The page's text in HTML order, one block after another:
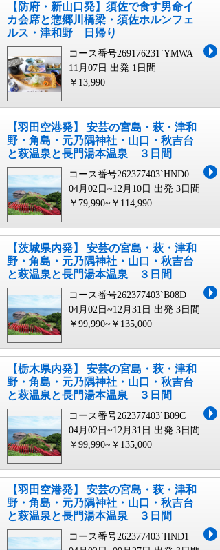
【防府・新山口発】須佐で食す男命イ
カ会席と惣郷川橋梁・須佐ホルンフェ
ルス・津和野 日帰り
コース番号269176231`YMWA
11月07日 出発 1日間
￥13,990
【羽田空港発】 安芸の宮島・萩・津和
野・角島・元乃隅神社・山口・秋吉台
と萩温泉と長門湯本温泉 ３日間
コース番号262377403`HND0
04月02日~12月10日 出発 3日間
￥79,990~￥114,990
【茨城県内発】 安芸の宮島・萩・津和
野・角島・元乃隅神社・山口・秋吉台
と萩温泉と長門湯本温泉 ３日間
コース番号262377403`B08D
04月02日~12月31日 出発 3日間
￥99,990~￥135,000
【栃木県内発】 安芸の宮島・萩・津和
野・角島・元乃隅神社・山口・秋吉台
と萩温泉と長門湯本温泉 ３日間
コース番号262377403`B09C
04月02日~12月31日 出発 3日間
￥99,990~￥135,000
【羽田空港発】 安芸の宮島・萩・津和
野・角島・元乃隅神社・山口・秋吉台
と萩温泉と長門湯本温泉 ３日間
コース番号262377403`HND1